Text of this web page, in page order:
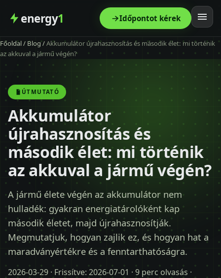
energy1 Időpontot kérek
Főoldal
Szolgáltatás
Modellek
Kapcsolat
Blog
Időpontot kérek
+36 30 680 7511
Főoldal/ Blog/Akkumulátor újrahasznosítás és második élet: mi történik
az akkuval a jármű végén?
ÚTMUTATÓ
Akkumulátor
újrahasznosítás és
második élet: mi történik
az akkuval a jármű végén?
A jármű élete végén az akkumulátor nem
hulladék: gyakran energiatárolóként kap
második életet, majd újrahasznosítják.
Megmutatjuk, hogyan zajlik ez, és hogyan hat a
maradványértékre és a fenntarthatóságra.
2026-03-29 · Frissítve: 2026-07-01 · 9 perc olvasás ·